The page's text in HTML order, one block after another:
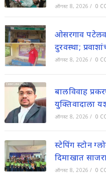
ऑगस्ट 8, 2026 / 0
ओसरगाव
दुरवस्था;
ऑगस्ट 8, 2026 / 0
बालविवाह
युक्तिवादाला
ऑगस्ट 8, 2026 / 0
स्टेपिंग स्टोन
दिमाखात
ऑगस्ट 8, 2026 / 0